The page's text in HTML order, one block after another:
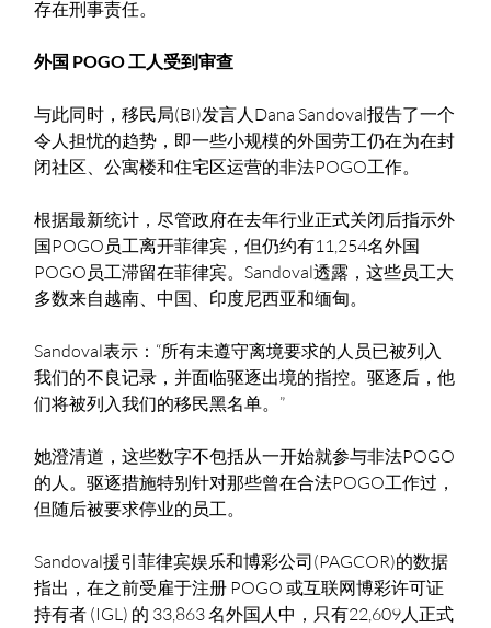
存在刑事责任。
外国 POGO 工人受到审查
与此同时，移民局(BI)发言人Dana Sandoval报告了一个
令人担忧的趋势，即一些小规模的外国劳工仍在为在封
闭社区、公寓楼和住宅区运营的非法POGO工作。
根据最新统计，尽管政府在去年行业正式关闭后指示外
国POGO员工离开菲律宾，但仍约有11,254名外国
POGO员工滞留在菲律宾。Sandoval透露，这些员工大
多数来自越南、中国、印度尼西亚和缅甸。
Sandoval表示：“所有未遵守离境要求的人员已被列入
我们的不良记录，并面临驱逐出境的指控。驱逐后，他
们将被列入我们的移民黑名单。”
她澄清道，这些数字不包括从一开始就参与非法POGO
的人。驱逐措施特别针对那些曾在合法POGO工作过，
但随后被要求停业的员工。
Sandoval援引菲律宾娱乐和博彩公司(PAGCOR)的数据
指出，在之前受雇于注册 POGO 或互联网博彩许可证
持有者 (IGL) 的 33,863 名外国人中，只有22,609人正式